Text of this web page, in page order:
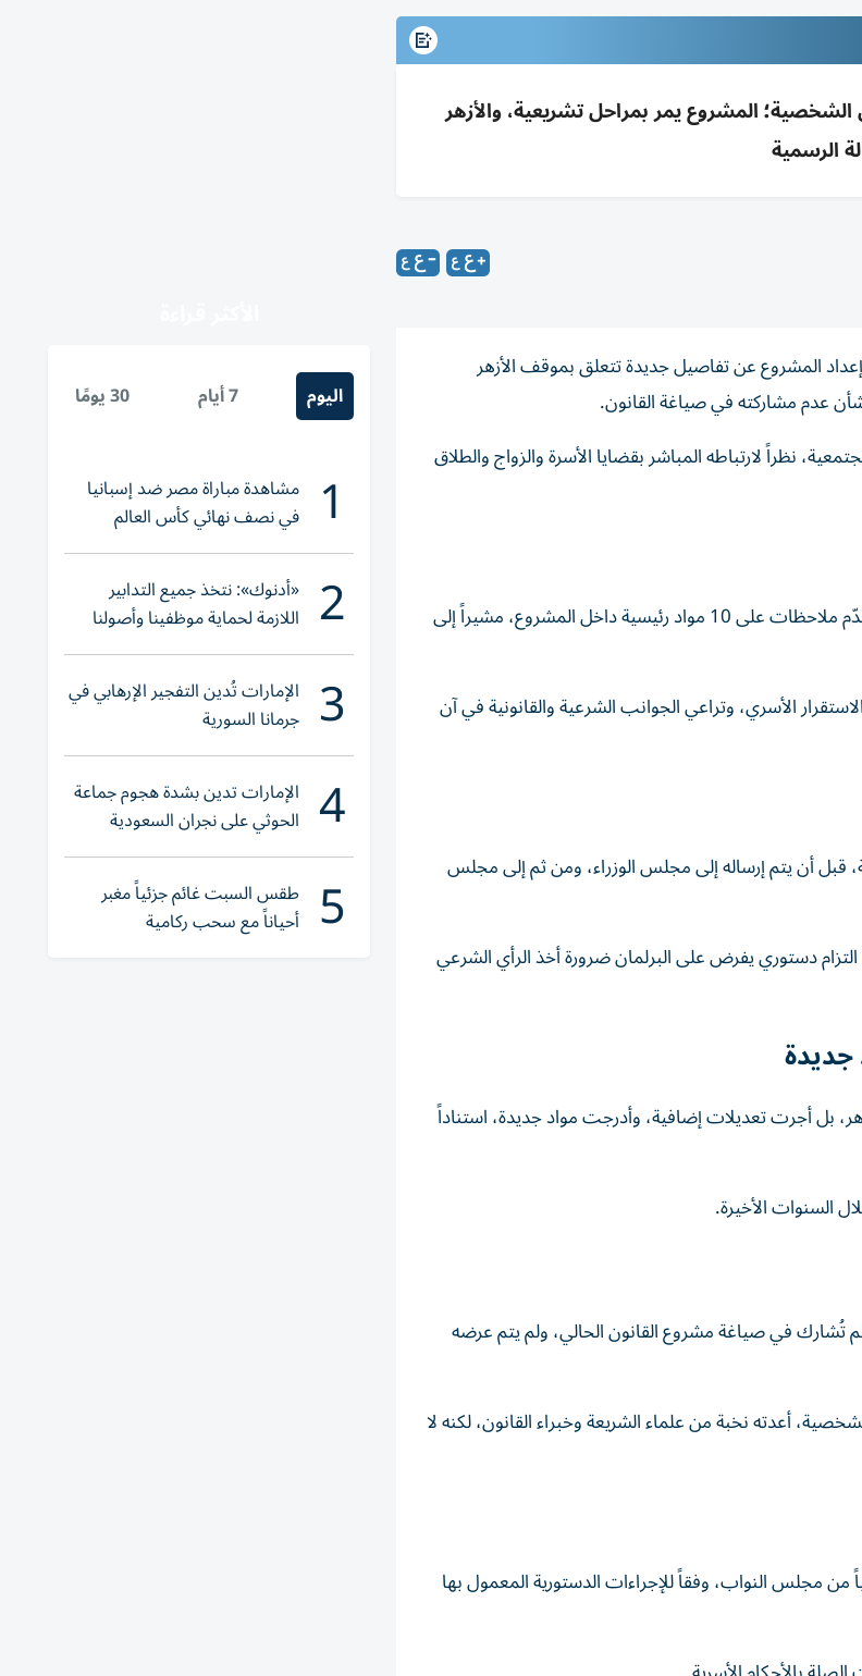
10 مواد بقانون الأحوال الشخصية؛ المشروع يمر بمراحل تشريعية، والأزهر
الرسمية
المشروع عن تفاصيل جديدة تتعلق بموقف الأزهر
عدم مشاركته في صياغة القانون.
نظراً لارتباطه المباشر بقضايا الأسرة والزواج والطلاق
أكد عبد الرحمن محمد، رئيس لجنة إعداد مشروع القانون أن الأزهر الشريف قدّم ملاحظات على 10 مواد رئيسية داخل المشروع، مشيراً إلى
الأسري، وتراعي الجوانب الشرعية والقانونية في آن
قبل أن يتم إرساله إلى مجلس الوزراء، ومن ثم إلى مجلس
دستوري يفرض على البرلمان ضرورة أخذ الرأي الشرعي
بل أجرت تعديلات إضافية، وأدرجت مواد جديدة، استناداً
السنوات الأخيرة.
لم تُشارك في صياغة مشروع القانون الحالي، ولم يتم عرضه
متكامل للأحوال الشخصية، أعدته نخبة من علماء الشريعة وخبراء القانون، لكنه لا
من مجلس النواب، وفقاً للإجراءات الدستورية المعمول بها
اليوم 7 أيام 30 يومًا
1 مشاهدة مباراة مصر ضد إسبانيا
في نصف نهائي كأس العالم
لناشئات اليد 2026
2 «أدنوك»: نتخذ جميع التدابير
اللازمة لحماية موظفينا وأصولنا
وعملياتنا
3 الإمارات تُدين التفجير الإرهابي في
جرمانا السورية
4 الإمارات تدين بشدة هجوم جماعة
الحوثي على نجران السعودية
5 طقس السبت غائم جزئياً مغبر
أحياناً مع سحب ركامية